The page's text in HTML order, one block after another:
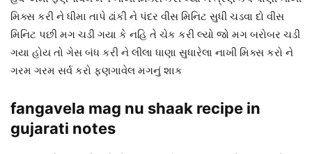
મિક્સ કરી ને ધીમા તાપે ઢાંકી ને પંદર વીસ મિનિટ સુધી ચડવા દો વીસ
મિનિટ પછી મગ ચડી ગયા કે નહિ તે ચેક કરી લ્યો જો મગ બરોબર ચડી
ગયા હોય તો ગેસ બંધ કરી ને લીલા ધાણા સુધારેલા નાખી મિક્સ કરો ને
ગરમ ગરમ સર્વ કરો ફણગાવેલ મગનું શાક
fangavela mag nu shaak recipe in
gujarati notes